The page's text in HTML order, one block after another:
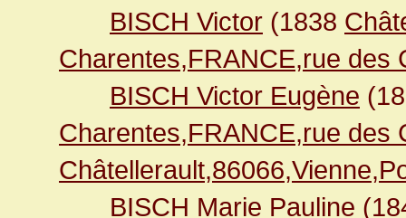
BISCH Victor (1838
Charentes,FRANCE,rue des
BISCH Victor Eugène
Charentes,FRANCE,rue des
BISCH Marie Pauline